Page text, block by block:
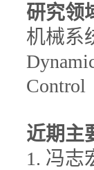
研究领
机械系
Control
近期主
1. 冯志